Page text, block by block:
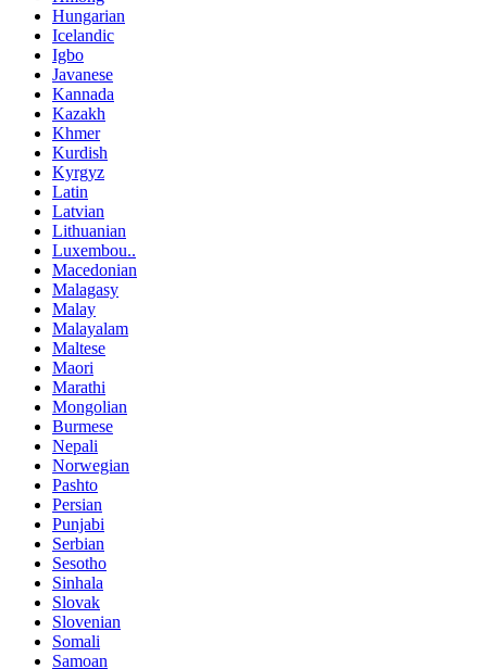
Hungarian
Icelandic
Igbo
Javanese
Kannada
Kazakh
Khmer
Kurdish
Kyrgyz
Latin
Latvian
Lithuanian
Luxembou..
Macedonian
Malagasy
Malay
Malayalam
Maltese
Maori
Marathi
Mongolian
Burmese
Nepali
Norwegian
Pashto
Persian
Punjabi
Serbian
Sesotho
Sinhala
Slovak
Slovenian
Somali
Samoan